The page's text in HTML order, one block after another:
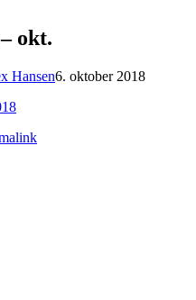
okt.
Hansen6. oktober 2018